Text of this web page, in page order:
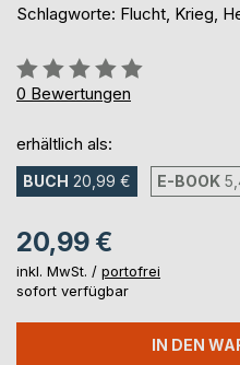
Schlagworte: Flucht, Krieg,
Bewertung::
0%
0 Bewertungen
erhältlich als:
BUCH 20,99 € E-BOOK
20,99 €
inkl. MwSt. / portofrei
sofort verfügbar
IN DEN